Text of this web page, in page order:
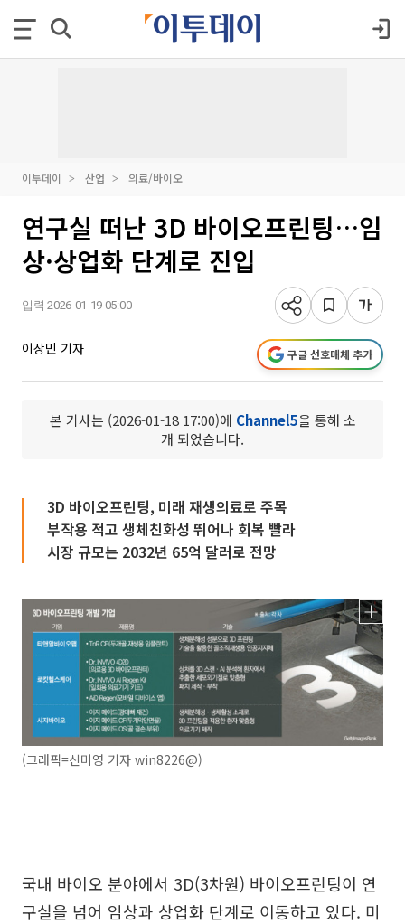
이투데이 산업 의료/바이오
연구실 떠난 3D 바이오프린팅…임
상·상업화 단계로 진입
입력 2026-01-19 05:00
이상민 기자 구글 선호매체 추가
본 기사는 (2026-01-18 17:00)에 Channel5을 통해 소
개 되었습니다.
3D 바이오프린팅, 미래 재생의료로 주목
부작용 적고 생체친화성 뛰어나 회복 빨라
시장 규모는 2032년 65억 달러로 전망
(그래픽=신미영 기자 win8226@)
국내 바이오 분야에서 3D(3차원) 바이오프린팅이 연
구실을 넘어 임상과 상업화 단계로 이동하고 있다. 미